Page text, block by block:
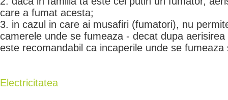
care a fumat acesta;
3. in cazul in care ai musafiri (fumatori), nu
camerele unde se fumeaza - decat dupa
este recomandabil ca incaperile unde se
Electricitatea